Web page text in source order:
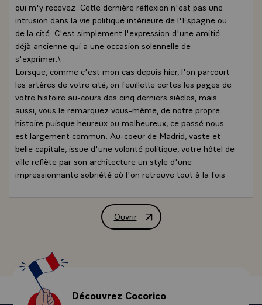
qui m'y recevez. Cette dernière réflexion n'est pas une
intrusion dans la vie politique intérieure de l'Espagne ou
de la cité. C'est simplement l'expression d'une amitié
déjà ancienne qui a une occasion solennelle de
s'exprimer.\
Lorsque, comme c'est mon cas depuis hier, l'on parcourt
les artères de votre cité, on feuillette certes les pages de
votre histoire au-cours des cinq derniers siècles, mais
aussi, vous le remarquez vous-même, de notre propre
histoire puisque heureux ou malheureux, ce passé nous
est largement commun. Au-coeur de Madrid, vaste et
belle capitale, issue d'une volonté politique, votre hôtel de
ville reflète par son architecture un style d'une
impressionnante sobriété où l'on retrouve tout à la fois
- Comment ne pas évoquer dans cette salle, à travers les
lui-même, génie si rare, capable de créer la vie avec
quelques touches de son pinceau. Voyage à travers le
temps et aussi au travers de votre histoire, celle du
baroque espagnol, celle des grandes réformes
urbanistiques du règne de Charles III au-cours duquel
Ouvrir
Allocution de M. François Mitterrand,
Découvrez Cocorico